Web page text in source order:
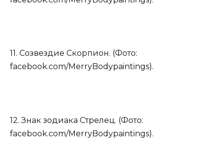
11. Созвездие Скорпион. (Фото:
facebook.com/MerryBodypaintings).
12. Знак зодиака Стрелец. (Фото:
facebook.com/MerryBodypaintings).